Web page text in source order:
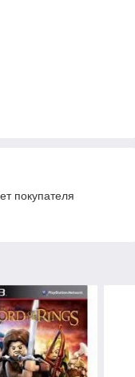
покупателя